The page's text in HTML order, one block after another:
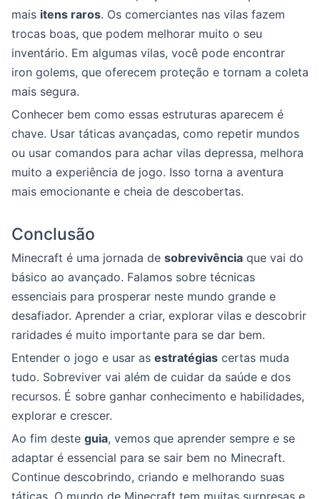
mais itens raros. Os comerciantes nas vilas fazem
trocas boas, que podem melhorar muito o seu
inventário. Em algumas vilas, você pode encontrar
iron golems, que oferecem proteção e tornam a coleta
mais segura.
Conhecer bem como essas estruturas aparecem é
chave. Usar táticas avançadas, como repetir mundos
ou usar comandos para achar vilas depressa, melhora
muito a experiência de jogo. Isso torna a aventura
mais emocionante e cheia de descobertas.
Conclusão
Minecraft é uma jornada de sobrevivência que vai do
básico ao avançado. Falamos sobre técnicas
essenciais para prosperar neste mundo grande e
desafiador. Aprender a criar, explorar vilas e descobrir
raridades é muito importante para se dar bem.
Entender o jogo e usar as estratégias certas muda
tudo. Sobreviver vai além de cuidar da saúde e dos
recursos. É sobre ganhar conhecimento e habilidades,
explorar e crescer.
Ao fim deste guia, vemos que aprender sempre e se
adaptar é essencial para se sair bem no Minecraft.
Continue descobrindo, criando e melhorando suas
táticas. O mundo de Minecraft tem muitas surpresas e